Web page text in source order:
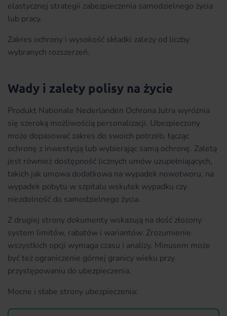
elastycznej strategii zabezpieczenia samodzielnego życia
lub pracy.
Zakres ochrony i wysokość składki zależy od liczby
wybranych rozszerzeń.
Wady i zalety polisy na życie
Produkt Nationale Nederlanden Ochrona Jutra wyróżnia
się szeroką możliwością personalizacji. Ubezpieczony
może dopasować zakres do swoich potrzeb, łącząc
ochronę z inwestycją lub wybierając samą ochronę. Zaletą
jest również dostępność licznych umów uzupełniających,
takich jak umowa dodatkowa na wypadek nowotworu, na
wypadek pobytu w szpitalu wskutek wypadku czy
niezdolność do samodzielnego życia.
Z drugiej strony dokumenty wskazują na dość złożony
system limitów, rabatów i wariantów. Zrozumienie
wszystkich opcji wymaga czasu i analizy. Minusem może
być też ograniczenie górnej granicy wieku przy
przystępowaniu do ubezpieczenia.
Mocne i słabe strony ubezpieczenia: